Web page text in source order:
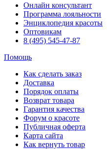
Онлайн консультант
Программа лояльности
Энциклопедия красоты
Оптовикам
8 (495) 545-47-87
Помощь
Как сделать заказ
Доставка
Порядок оплаты
Возврат товара
Гарантия качества
Форум о красоте
Публичная оферта
Карта сайта
Как вернуть товар